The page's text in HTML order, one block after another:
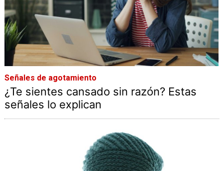
Señales de agotamiento
¿Te sientes cansado sin razón? Estas
señales lo explican